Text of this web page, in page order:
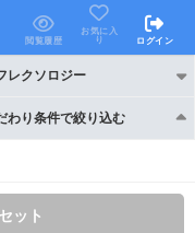
閲覧履歴
お気に入
り
ログイン
レクソロジー
わり条件で絞り込む
わり条件で絞り込む
ット